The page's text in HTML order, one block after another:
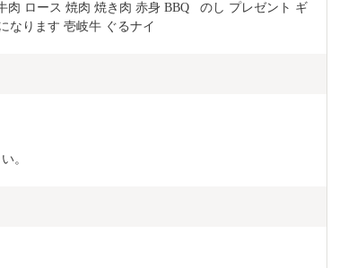
肉 ロース 焼肉 焼き肉 赤身 BBQ   のし プレゼント ギ
なります 壱岐牛 ぐるナイ
。